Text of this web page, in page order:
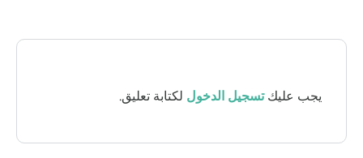
يجب عليكتسجيل الدخوللكتابة تعليق.